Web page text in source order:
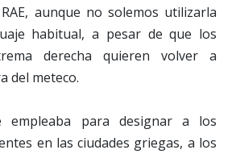
aunque no solemos utilizarla
habitual, a pesar de que los
derecha quieren volver a
del meteco.
empleaba para designar a los
en las ciudades griegas, a los